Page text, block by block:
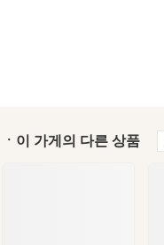
ㆍ이 가게의 다른 상품